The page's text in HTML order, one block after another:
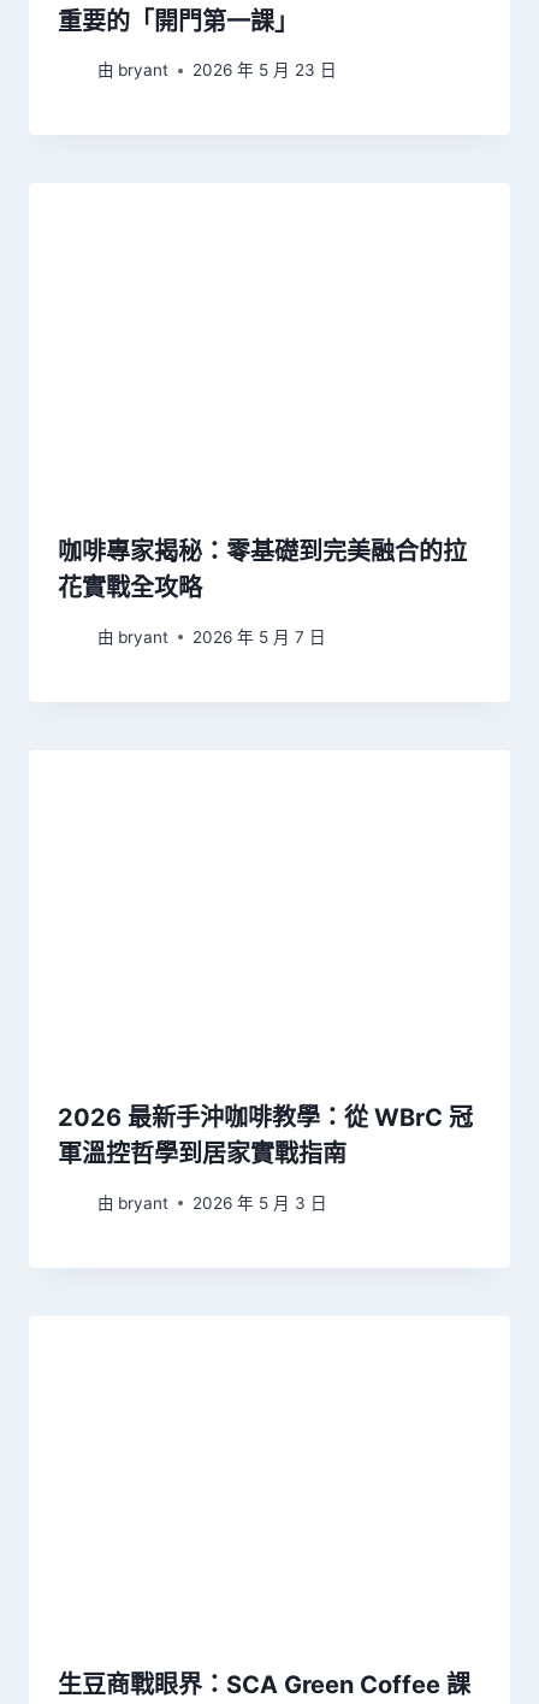
重要的「開門第一課」
由 bryant 2026 年 5 月 23 日
咖啡專家揭秘：零基礎到完美融合的拉
花實戰全攻略
由 bryant 2026 年 5 月 7 日
2026 最新手沖咖啡教學：從 WBrC 冠
軍溫控哲學到居家實戰指南
由 bryant 2026 年 5 月 3 日
生豆商戰眼界：SCA Green Coffee 課